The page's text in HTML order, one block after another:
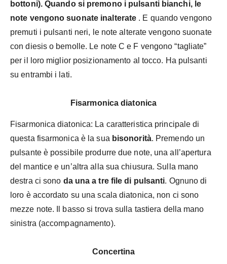
bottoni). Quando si premono i pulsanti bianchi, le
note vengono suonate inalterate . E quando vengono
premuti i pulsanti neri, le note alterate vengono suonate
con diesis o bemolle. Le note C e F vengono “tagliate”
per il loro miglior posizionamento al tocco. Ha pulsanti
su entrambi i lati.
Fisarmonica diatonica
Fisarmonica diatonica: La caratteristica principale di
questa fisarmonica è la sua bisonorità. Premendo un
pulsante è possibile produrre due note, una all’apertura
del mantice e un’altra alla sua chiusura. Sulla mano
destra ci sono da una a tre file di pulsanti. Ognuno di
loro è accordato su una scala diatonica, non ci sono
mezze note. Il basso si trova sulla tastiera della mano
sinistra (accompagnamento).
Concertina